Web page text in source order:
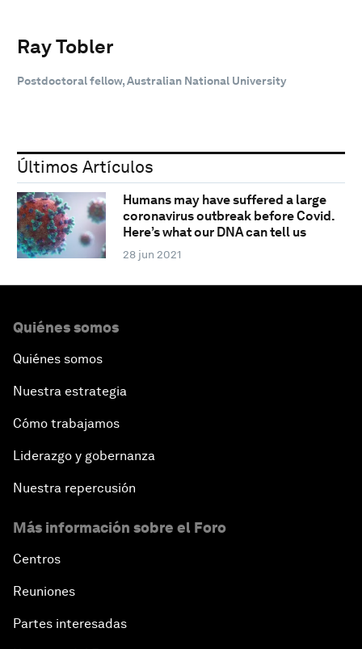
Ray Tobler
Postdoctoral fellow, Australian National University
Últimos Artículos
Humans may have suffered a large
coronavirus outbreak before Covid.
Here’s what our DNA can tell us
28 jun 2021
Quiénes somos
Quiénes somos
Nuestra estrategia
Cómo trabajamos
Liderazgo y gobernanza
Nuestra repercusión
Más información sobre el Foro
Centros
Reuniones
Partes interesadas